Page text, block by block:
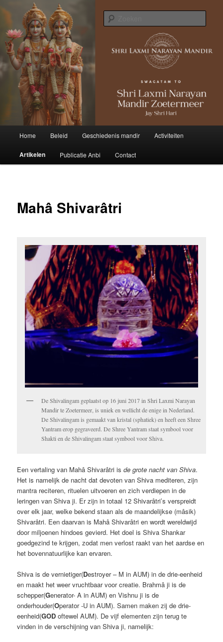
Spring
naar
Home Beleid Geschiedenis mandir Activiteiten
Artikelen Publicatie Anbi Contact
Mahâ Shivarâtri
De Shivalingam geplaatst op 16 juni 2017 in Shri Laxmi Narayan
Mandir te Zoetermeer, is uniek en wellicht de enige in Nederland.
De Shivalingam is gemaakt van kristal (sphatiek) en heeft een Shree
Yantram erop gegraveerd. De Shree Yantram staat symbool voor
Shakti en de Shivalingam staat symbool voor Shiva.
Een vertaling van Mahâ Shivarâtri isde grote nacht van Shiva.
Het is namelijk de nacht dat devoten van Shiva mediteren, zijn
mantra reciteren, rituelen uitvoeren en zich verdiepen in de
leringen van Shiva ji. Er zijn in totaal 12 Shivarâtri’s verspreidt
over elk jaar, welke bekend staan als de maandelijkse (mâsik)
Shivarâtri. Een daarvan is Mahâ Shivarâtri en wordt wereldwijd
door miljoenen hindoes gevierd. Het doel is Shiva Shankar
goedgezind te krijgen, zodat men verlost raakt van het aardse en
het bovennatuurlijke kan ervaren.
Shiva is de vernietiger(Destroyer – M in AUM) in de drie-eenheid
en maakt het weer vruchtbaar voor creatie. Brahmâ ji is de
schepper(Generator- A in AUM) en Vishnu ji is de
onderhouder(Operator -U in AUM). Samen maken zij de drie-
eenheid(GODoftewel AUM). De vijf elementen zijn terug te
vinden in de verschijning van Shiva ji, namelijk: